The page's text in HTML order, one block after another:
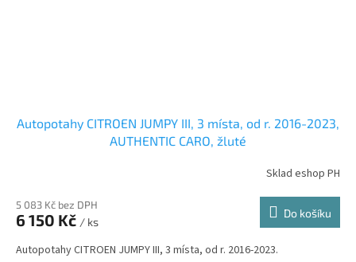
Autopotahy CITROEN JUMPY III, 3 místa, od r. 2016-2023,
AUTHENTIC CARO, žluté
Sklad eshop PH
5 083 Kč bez DPH
6 150 Kč / ks
Do košíku
Autopotahy CITROEN JUMPY III, 3 místa, od r. 2016-2023.